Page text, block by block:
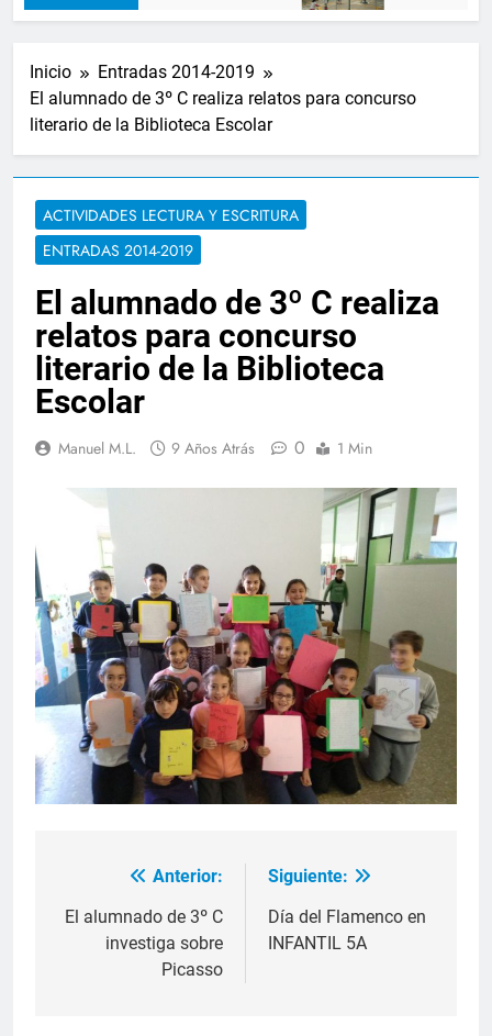
Inicio
Entradas 2014-2019
El alumnado de 3º C realiza relatos para concurso
literario de la Biblioteca Escolar
ACTIVIDADES LECTURA Y ESCRITURA
ENTRADAS 2014-2019
El alumnado de 3º C realiza
relatos para concurso
literario de la Biblioteca
Escolar
Manuel M.L. 9 Años Atrás 0 1 Min
Navegación
de
entradas
Anterior:
El alumnado de 3º C
investiga sobre
Picasso
Siguiente:
Día del Flamenco en
INFANTIL 5A